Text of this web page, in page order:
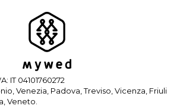
IT 04101760272
Venezia, Padova, Treviso, Vicenza, Friuli
Veneto.